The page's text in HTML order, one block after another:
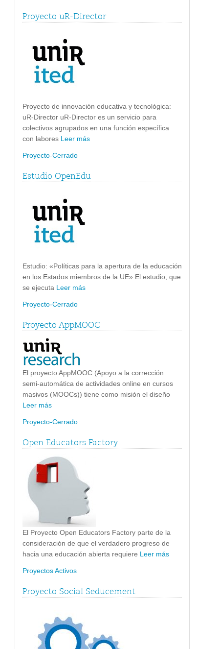
Proyecto uR-Director
Proyecto de innovación educativa y tecnológica:
uR-Director uR-Director es un servicio para
colectivos agrupados en una función específica
con labores Leer más
Proyecto-Cerrado
Estudio OpenEdu
Estudio: «Políticas para la apertura de la educación
en los Estados miembros de la UE» El estudio, que
se ejecuta Leer más
Proyecto-Cerrado
Proyecto AppMOOC
El proyecto AppMOOC (Apoyo a la corrección
semi-automática de actividades online en cursos
masivos (MOOCs)) tiene como misión el diseño
Leer más
Proyecto-Cerrado
Open Educators Factory
El Proyecto Open Educators Factory parte de la
consideración de que el verdadero progreso de
hacia una educación abierta requiere Leer más
Proyectos Activos
Proyecto Social Seducement